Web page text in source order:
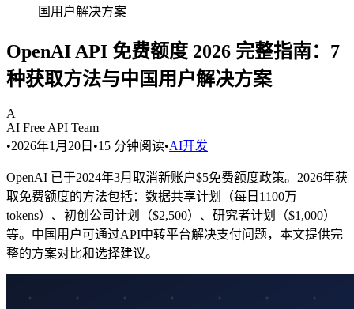
国用户解决方案
OpenAI API 免费额度 2026 完整指南：7
种获取方法与中国用户解决方案
A
AI Free API Team
•2026年1月20日 •15 分钟阅读•AI开发
OpenAI 已于2024年3月取消新账户$5免费额度政策。2026年获
取免费额度的方法包括：数据共享计划（每日1100万
tokens）、初创公司计划（$2,500）、研究者计划（$1,000）
等。中国用户可通过API中转平台解决支付问题，本文提供完
整的方案对比和选择建议。